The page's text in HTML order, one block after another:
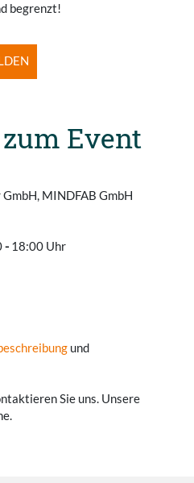
begrenzt!
Event
MINDFAB GmbH
- 18:00 Uhr
und
Sie uns. Unsere